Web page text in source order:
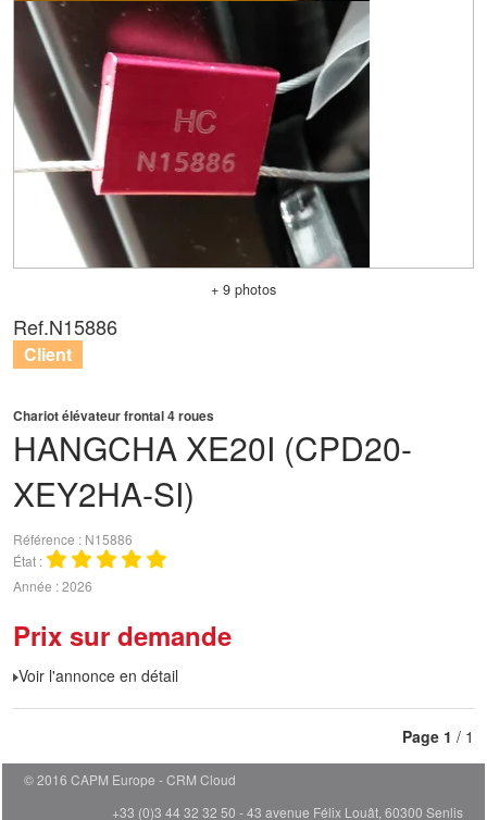
+ 9 photos
HANGCHA XE20I (CPD20-
XEY2HA-SI)
Chariot élévateur frontal 4 roues
Référence
N15886
État
Année 2026
Prix sur demande
Voir l'annonce en détail
Ref.N15886
Client
Page 1 / 1
© 2016 CAPM Europe
CRM Cloud
+33 (0)3 44 32 32 50 - 43 avenue Félix Louât, 60300 Senlis